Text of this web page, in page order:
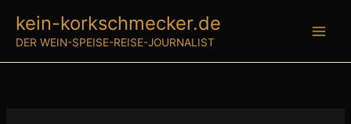
Inhalt
springen
kein-korkschmecker.de
DER WEIN-SPEISE-REISE-JOURNALIST